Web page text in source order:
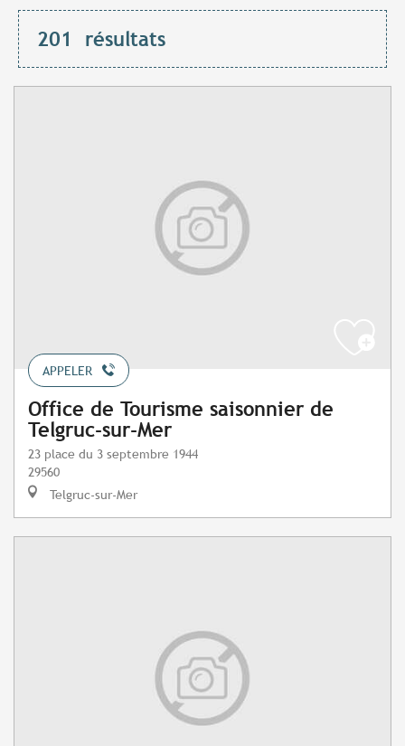
201 résultats
APPELER
Office de Tourisme saisonnier de
Telgruc-sur-Mer
23 place du 3 septembre 1944
29560
Telgruc-sur-Mer